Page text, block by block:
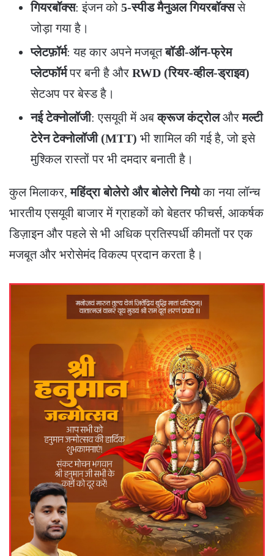
गियरबॉक्स: इंजन को 5-स्पीड मैनुअल गियरबॉक्ससे
जोड़ा गया है।
प्लेटफ़ॉर्म: यह कार अपने मजबूतबॉडी-ऑन-फ्रेम
प्लेटफॉर्मपर बनी है और RWD (रियर-व्हील-ड्राइव)
सेटअप पर बेस्ड है।
नई टेक्नोलॉजी: एसयूवी में अबक्रूज कंट्रोलऔरमल्टी
टेरेन टेक्नोलॉजी (MTT) भी शामिल की गई है, जो इसे
मुश्किल रास्तों पर भी दमदार बनाती है।
​कुल मिलाकर,महिंद्रा बोलेरो और बोलेरो नियोका नया लॉन्च
भारतीय एसयूवी बाजार में ग्राहकों को बेहतर फीचर्स, आकर्षक
डिज़ाइन और पहले से भी अधिक प्रतिस्पर्धी कीमतों पर एक
मजबूत और भरोसेमंद विकल्प प्रदान करता है।